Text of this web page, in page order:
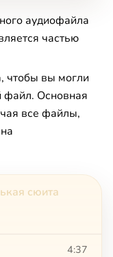
аудиофайла
частью
чтобы вы могли
файл. Основная
все файлы,
сюита
4:37